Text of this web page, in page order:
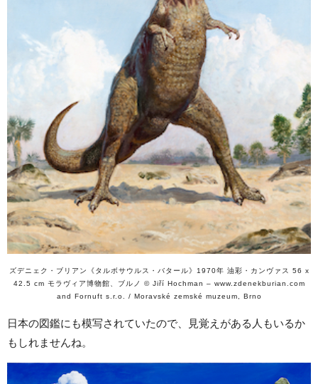
ズデニェク・ブリアン《タルボサウルス・バタール》1970年 油彩・カンヴァス 56 x
42.5 cm モラヴィア博物館、ブルノ © Jiří Hochman – www.zdenekburian.com
and Fornuft s.r.o. / Moravské zemské muzeum, Brno
日本の図鑑にも模写されていたので、見覚えがある人もいるか
もしれませんね。